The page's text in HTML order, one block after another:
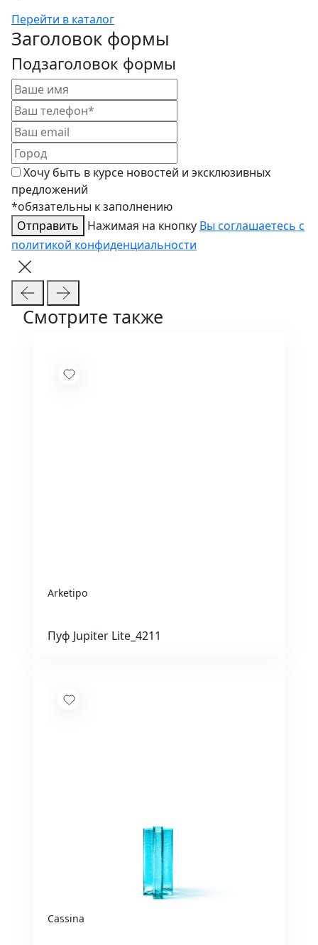
Перейти в каталог
Заголовок формы
Подзаголовок формы
Хочу быть в курсе новостей и эксклюзивных
предложений
*обязательны к заполнению
Отправить
Нажимая на кнопку Вы соглашаетесь с
политикой конфиденциальности
Смотрите также
Arketipo
Пуф Jupiter Lite_4211
Cassina